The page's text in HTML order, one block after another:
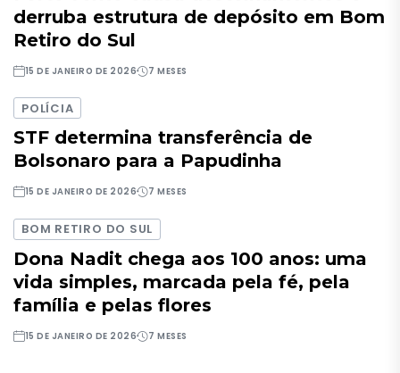
derruba estrutura de depósito em Bom
Retiro do Sul
15 DE JANEIRO DE 2026 7 MESES
POLÍCIA
STF determina transferência de
Bolsonaro para a Papudinha
15 DE JANEIRO DE 2026 7 MESES
BOM RETIRO DO SUL
Dona Nadit chega aos 100 anos: uma
vida simples, marcada pela fé, pela
família e pelas flores
15 DE JANEIRO DE 2026 7 MESES